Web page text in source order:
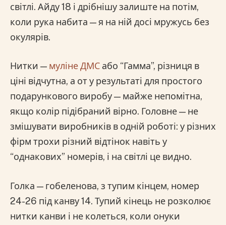
світлі. Айду 18 і дрібнішу залиште на потім,
коли рука набита — я на ній досі мружусь без
окулярів.
Нитки — муліне ДМС або “Гамма”, різниця в
ціні відчутна, а от у результаті для простого
подарункового виробу — майже непомітна,
якщо колір підібраний вірно. Головне — не
змішувати виробників в одній роботі: у різних
фірм трохи різний відтінок навіть у
“однакових” номерів, і на світлі це видно.
Голка — гобеленова, з тупим кінцем, номер
24-26 під канву 14. Тупий кінець не розколює
нитки канви і не колеться, коли онуки